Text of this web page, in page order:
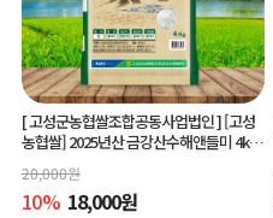
[ 고성군농협쌀조합공동사업법인 ][고성
농협쌀] 2025년산 금강산수해앤들미 4kg
(상등급) 당일도정
20,000원
10% 18,000원